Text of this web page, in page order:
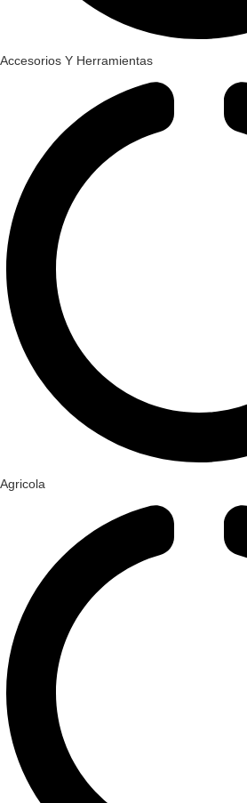
Accesorios Y Herramientas
Agricola